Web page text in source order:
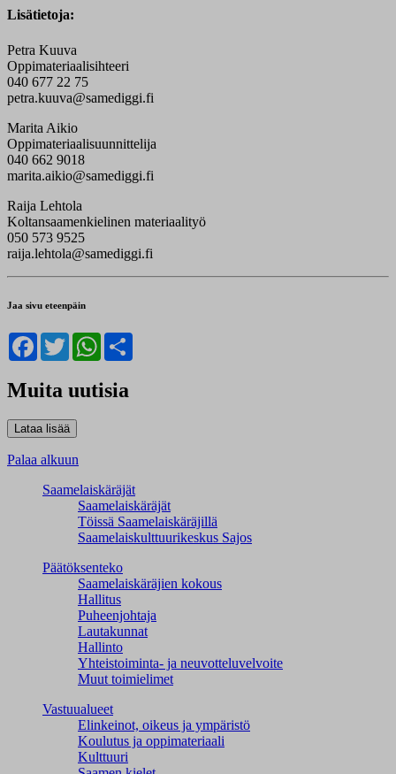
Lisätietoja:
Petra Kuuva
Oppimateriaalisihteeri
040 677 22 75
petra.kuuva@samediggi.fi
Marita Aikio
Oppimateriaalisuunnittelija
040 662 9018
marita.aikio@samediggi.fi
Raija Lehtola
Koltansaamenkielinen materiaalityö
050 573 9525
raija.lehtola@samediggi.fi
Jaa sivu eteenpäin
Facebook
TwitterWhatsApp
Muita uutisia
Palaa alkuun
Saamelaiskäräjät
Saamelaiskäräjät
Töissä Saamelaiskäräjillä
Saamelaiskulttuuri­keskus Sajos
Päätöksenteko
Saamelaiskäräjien kokous
Hallitus
Puheenjohtaja
Lautakunnat
Hallinto
Yhteistoiminta- ja neuvotteluvelvoite
Muut toimielimet
Vastuualueet
Elinkeinot, oikeus ja ympäristö
Koulutus ja oppimateriaali
Kulttuuri